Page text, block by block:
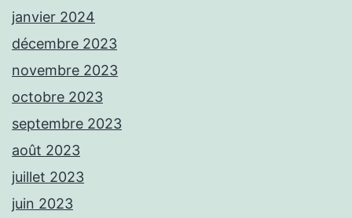
janvier 2024
décembre 2023
novembre 2023
octobre 2023
septembre 2023
août 2023
juillet 2023
juin 2023